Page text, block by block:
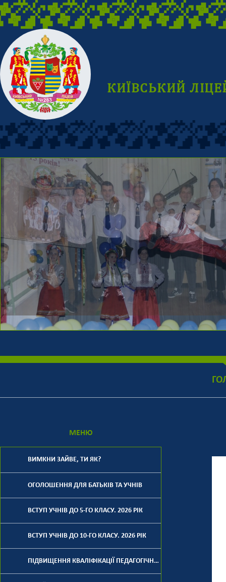
КИЇВСЬКИЙ
МЕНЮ
ВИМКНИ ЗАЙВЕ, ТИ ЯК?
ОГОЛОШЕННЯ ДЛЯ БАТЬКІВ ТА УЧНІВ
ВСТУП УЧНІВ ДО 5-ГО КЛАСУ. 2026 РІК
ВСТУП УЧНІВ ДО 10-ГО КЛАСУ. 2026 РІК
ПІДВИЩЕННЯ КВАЛІФІКАЦІЇ ПЕДАГОГІЧНИХ ПРАЦІВНИКІВ